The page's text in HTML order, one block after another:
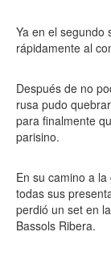
Ya en el segundo
rápidamente al
Después de no
rusa pudo
para finalmente
parisino.
En su camino a
todas sus
perdió un set en
Bassols Ribera.